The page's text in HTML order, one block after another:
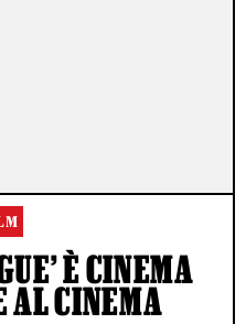
È CINEMA
AL CINEMA